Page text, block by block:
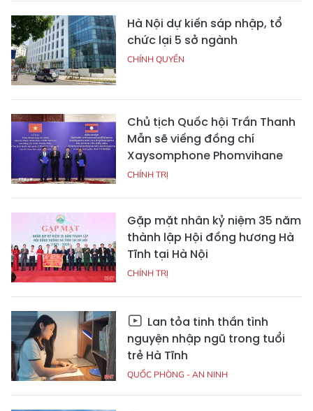
Hà Nội dự kiến sáp nhập, tổ
chức lại 5 sở ngành
CHÍNH QUYỀN
Chủ tịch Quốc hội Trần Thanh
Mẫn sẽ viếng đồng chí
Xaysomphone Phomvihane
CHÍNH TRỊ
Gặp mặt nhân kỷ niệm 35 năm
thành lập Hội đồng hương Hà
Tĩnh tại Hà Nội
CHÍNH TRỊ
Lan tỏa tinh thần tình
nguyện nhập ngũ trong tuổi
trẻ Hà Tĩnh
QUỐC PHÒNG - AN NINH